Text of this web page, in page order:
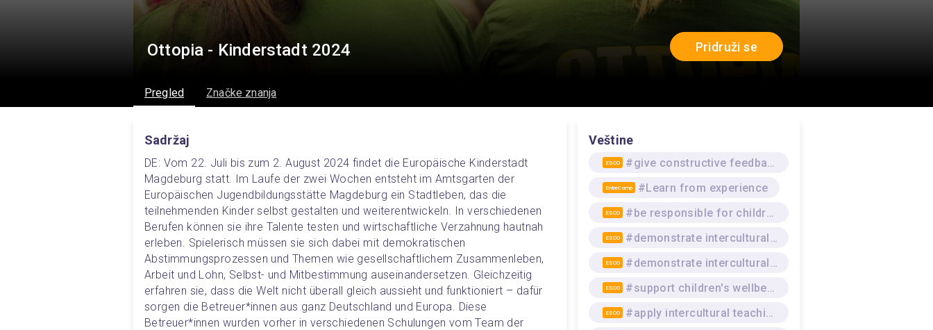
Ottopia - Kinderstadt 2024 Pridruži se
Pregled Značke znanja
Sadržaj
DE: Vom 22. Juli bis zum 2. August 2024 findet die Europäische Kinderstadt
Magdeburg statt. Im Laufe der zwei Wochen entsteht im Amtsgarten der
Europäischen Jugendbildungsstätte Magdeburg ein Stadtleben, das die
teilnehmenden Kinder selbst gestalten und weiterentwickeln. In verschiedenen
Berufen können sie ihre Talente testen und wirtschaftliche Verzahnung hautnah
erleben. Spielerisch müssen sie sich dabei mit demokratischen
Abstimmungsprozessen und Themen wie gesellschaftlichem Zusammenleben,
Arbeit und Lohn, Selbst- und Mitbestimmung auseinandersetzen. Gleichzeitig
erfahren sie, dass die Welt nicht überall gleich aussieht und funktioniert – dafür
sorgen die Betreuer*innen aus ganz Deutschland und Europa. Diese
Betreuer*innen wurden vorher in verschiedenen Schulungen vom Team der
Veštine
ESCO #give constructive feedback
EntreComp #Learn from experience
ESCO #be responsible for children in day care
ESCO #demonstrate intercultural awareness
ESCO #demonstrate intercultural competence
ESCO #support children's wellbeing
ESCO #apply intercultural teaching strategies